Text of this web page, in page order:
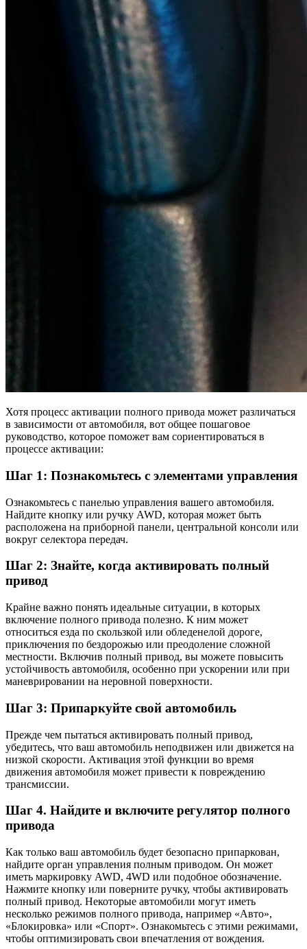
Хотя процесс активации полного привода может различаться
в зависимости от автомобиля, вот общее пошаговое
руководство, которое поможет вам сориентироваться в
процессе активации:
Шаг 1: Познакомьтесь с элементами управления
Ознакомьтесь с панелью управления вашего автомобиля.
Найдите кнопку или ручку AWD, которая может быть
расположена на приборной панели, центральной консоли или
вокруг селектора передач.
Шаг 2: Знайте, когда активировать полный
привод
Крайне важно понять идеальные ситуации, в которых
включение полного привода полезно. К ним может
относиться езда по скользкой или обледенелой дороге,
приключения по бездорожью или преодоление сложной
местности. Включив полный привод, вы можете повысить
устойчивость автомобиля, особенно при ускорении или при
маневрировании на неровной поверхности.
Шаг 3: Припаркуйте свой автомобиль
Прежде чем пытаться активировать полный привод,
убедитесь, что ваш автомобиль неподвижен или движется на
низкой скорости. Активация этой функции во время
движения автомобиля может привести к повреждению
трансмиссии.
Шаг 4. Найдите и включите регулятор полного
привода
Как только ваш автомобиль будет безопасно припаркован,
найдите орган управления полным приводом. Он может
иметь маркировку AWD, 4WD или подобное обозначение.
Нажмите кнопку или поверните ручку, чтобы активировать
полный привод. Некоторые автомобили могут иметь
несколько режимов полного привода, например «Авто»,
«Блокировка» или «Спорт». Ознакомьтесь с этими режимами,
чтобы оптимизировать свои впечатления от вождения.